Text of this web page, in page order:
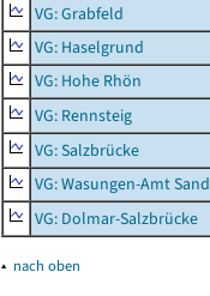
VG: Grabfeld
VG: Haselgrund
VG: Hohe Rhön
VG: Rennsteig
VG: Salzbrücke
VG: Wasungen-Amt Sand
VG: Dolmar-Salzbrücke
▴ nach oben